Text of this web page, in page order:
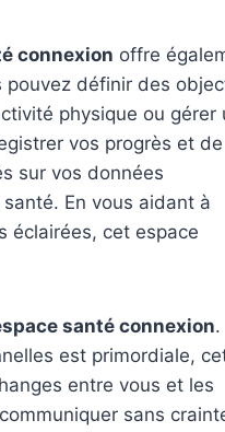
connexion offre
pouvez définir des
physique ou gérer
vos progrès et de
sur vos données
En vous aidant à
éclairées, cet espace
santé connexion.
est primordiale,
entre vous et les
sans